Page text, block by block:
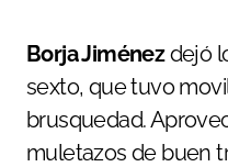
Borja Jiménezdejó
sexto, que tuvo
brusquedad.
muletazos de buen